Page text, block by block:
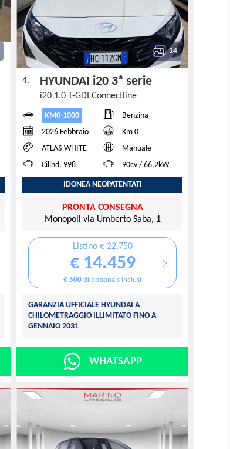
14
4. HYUNDAI i20 3ª serie
i20 1.0 T-GDI Connectline
KM0-1000
Benzina
2026 Febbraio
Km 0
ATLAS-WHITE
Manuale
Cilind. 998
90cv / 66,2kW
IDONEA NEOPATENTATI
PRONTA CONSEGNA
Monopoli via Umberto Saba, 1
Listino € 22.750
€ 14.459
€ 500 di optionals inclusi
GARANZIA UFFICIALE HYUNDAI A
CHILOMETRAGGIO ILLIMITATO FINO A
GENNAIO 2031
WHATSAPP